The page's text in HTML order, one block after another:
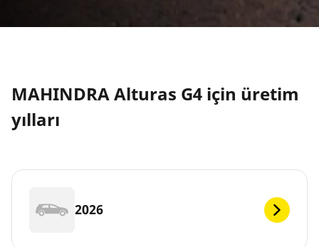
MAHINDRA Alturas G4 için üretim
yılları
2026